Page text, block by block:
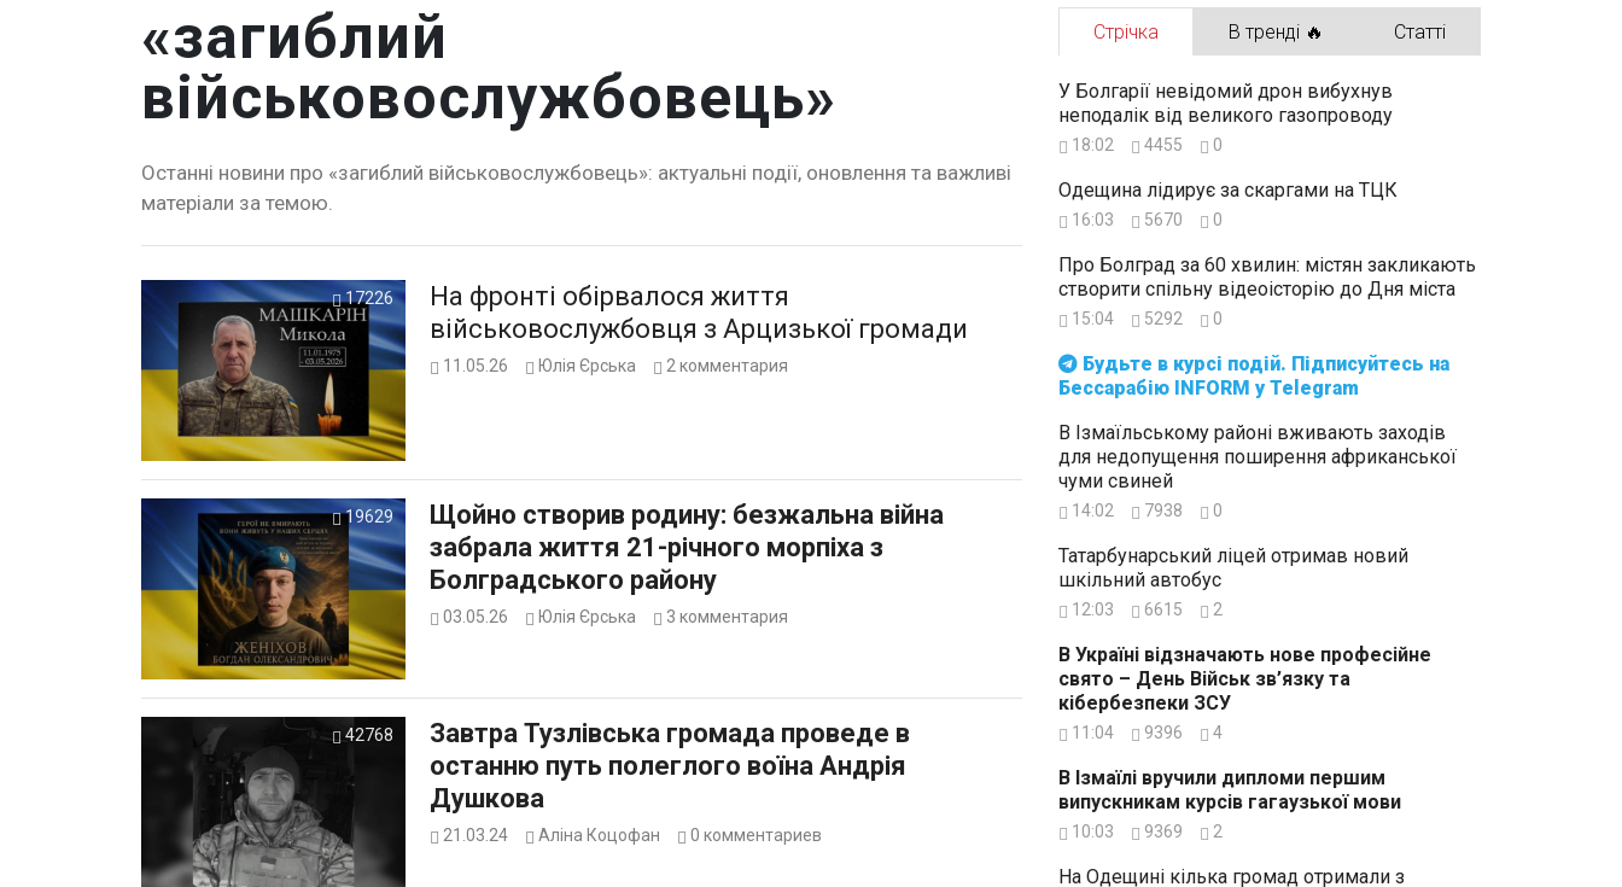
«загиблий
військовослужбовець»
Останні новини про «загиблий військовослужбовець»: актуальні події, оновлення та важливі
матеріали за темою.
17226
На фронті обірвалося життя
військовослужбовця з Арцизької громади
11.05.26 Юлія Єрська 2 комментария
19629
Щойно створив родину: безжальна війна
забрала життя 21-річного морпіха з
Болградського району
03.05.26 Юлія Єрська 3 комментария
42768
Завтра Тузлівська громада проведе в
останню путь полеглого воїна Андрія
Душкова
21.03.24 Аліна Коцофан 0 комментариев
Стрічка В тренді 🔥 Статті
Бессарабію INFORM у Telegram
У Болгарії невідомий дрон вибухнув
неподалік від великого газопроводу
18:02 4455 0
Одещина лідирує за скаргами на ТЦК
16:03 5670 0
Про Болград за 60 хвилин: містян закликають
створити спільну відеоісторію до Дня міста
15:04 5292 0
В Ізмаїльському районі вживають заходів
для недопущення поширення африканської
чуми свиней
14:02 7938 0
Татарбунарський ліцей отримав новий
шкільний автобус
12:03 6615 2
В Україні відзначають нове професійне
свято – День Військ зв’язку та
кібербезпеки ЗСУ
11:04 9396 4
В Ізмаїлі вручили дипломи першим
випускникам курсів гагаузької мови
10:03 9369 2
На Одещині кілька громад отримали з